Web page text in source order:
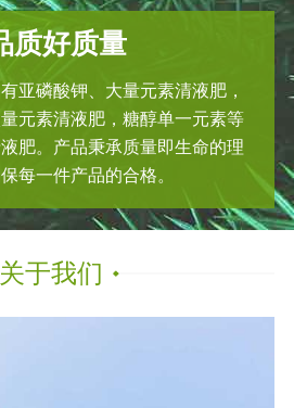
质好质量
亚磷酸钾、大量元素清液肥，
元素清液肥，糖醇单一元素等
肥。产品秉承质量即生命的理
每一件产品的合格。
关于我们